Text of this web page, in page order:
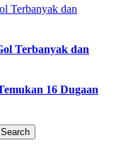
Terbanyak dan
16 Dugaan